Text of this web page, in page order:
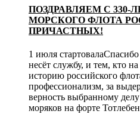
ПОЗДРАВЛЯЕМ С 330-
МОРСКОГО ФЛОТА
ПРИЧАСТНЫХ!
1 июля
несёт службу, и тем, кто
историю российского
профессионализм, за
верность выбранному
моряков на форте